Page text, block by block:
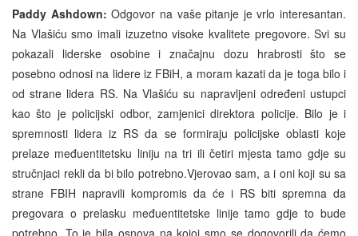
Paddy Ashdown:Odgovor na vaše pitanje je vrlo interesantan.
Na Vlašiću smo imali izuzetno visoke kvalitete pregovore. Svi su
pokazali liderske osobine i značajnu dozu hrabrosti što se
posebno odnosi na lidere iz FBiH, a moram kazati da je toga bilo i
od strane lidera RS. Na Vlašiću su napravljeni određeni ustupci
kao što je policijski odbor, zamjenici direktora policije. Bilo je i
spremnosti lidera iz RS da se formiraju policijske oblasti koje
prelaze međuentitetsku liniju na tri ili četiri mjesta tamo gdje su
stručnjaci rekli da bi bilo potrebno.Vjerovao sam, a i oni koji su sa
strane FBIH napravili kompromis da će i RS biti spremna da
pregovara o prelasku međuentitetske linije tamo gdje to bude
potrebno. To je bila osnova na kojoj smo se dogovorili da ćemo